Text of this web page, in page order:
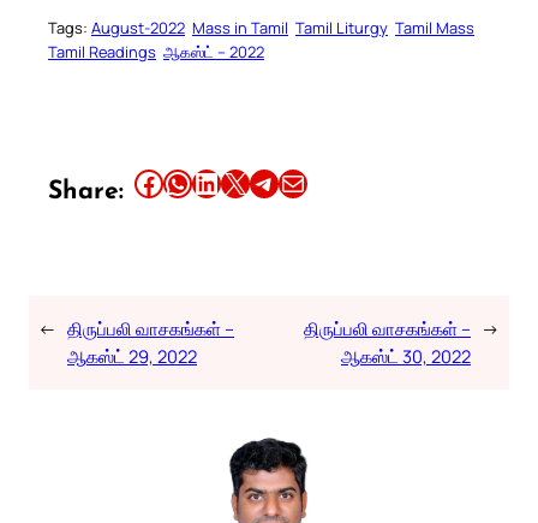
Tags: August-2022 Mass in Tamil Tamil Liturgy Tamil Mass
Tamil Readings ஆகஸ்ட் – 2022
Share: Share this article on Facebook Share this article on WhatsApp Share this article on LinkedIn Share this article on X Share this article on TelegramEmail this Article
← திருப்பலி வாசகங்கள் –
ஆகஸ்ட் 29, 2022
திருப்பலி வாசகங்கள் –
ஆகஸ்ட் 30, 2022
→